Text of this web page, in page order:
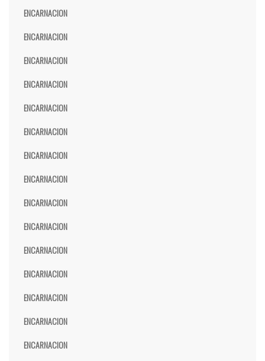
ENCARNACION
ENCARNACION
ENCARNACION
ENCARNACION
ENCARNACION
ENCARNACION
ENCARNACION
ENCARNACION
ENCARNACION
ENCARNACION
ENCARNACION
ENCARNACION
ENCARNACION
ENCARNACION
ENCARNACION